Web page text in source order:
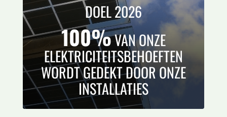
DOEL 2026
100%VAN ONZE
ELEKTRICITEITSBEHOEFTEN
WORDT GEDEKT DOOR ONZE
INSTALLATIES